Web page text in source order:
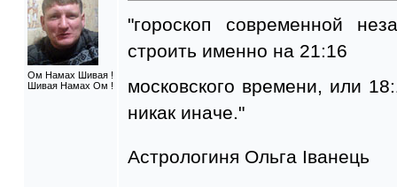
Ом Намах Шивая !
Шивая Намах Ом !
"гороскоп современной
строить именно на 21:16
московского времени, или
никак иначе."
Астрологиня Ольга Іванець